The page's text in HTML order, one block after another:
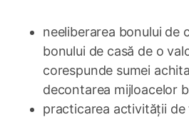
neeliberarea bonului de
bonului de casă de o
corespunde sumei
decontarea mijloacelor
practicarea activității